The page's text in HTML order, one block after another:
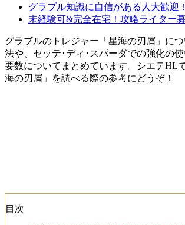
グラブル知識に自信がある人大歓迎
未経験可&完全在宅！攻略ライター募
グラブルのトレジャー「星海の刃屑」に
法や、セッテ･ディ･スパーダでの強化の
要数についてまとめています。シエテHL
海の刃屑」を調べる際の参考にどうぞ！
目次